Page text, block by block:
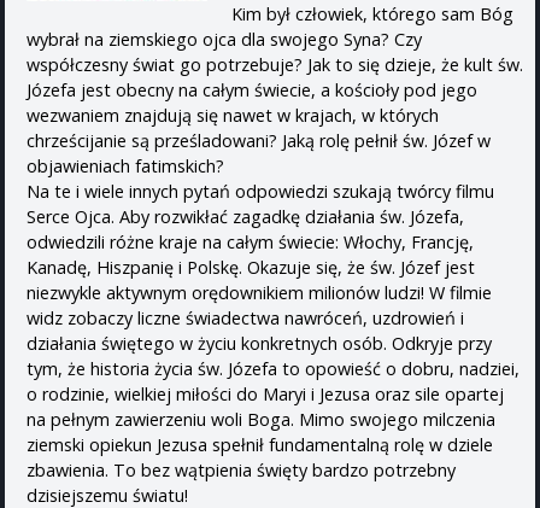
Kim był człowiek, którego sam Bóg
wybrał na ziemskiego ojca dla swojego Syna? Czy
współczesny świat go potrzebuje? Jak to się dzieje, że kult św.
Józefa jest obecny na całym świecie, a kościoły pod jego
wezwaniem znajdują się nawet w krajach, w których
chrześcijanie są prześladowani? Jaką rolę pełnił św. Józef w
objawieniach fatimskich?
Na te i wiele innych pytań odpowiedzi szukają twórcy filmu
Serce Ojca. Aby rozwikłać zagadkę działania św. Józefa,
odwiedzili różne kraje na całym świecie: Włochy, Francję,
Kanadę, Hiszpanię i Polskę. Okazuje się, że św. Józef jest
niezwykle aktywnym orędownikiem milionów ludzi! W filmie
widz zobaczy liczne świadectwa nawróceń, uzdrowień i
działania świętego w życiu konkretnych osób. Odkryje przy
tym, że historia życia św. Józefa to opowieść o dobru, nadziei,
o rodzinie, wielkiej miłości do Maryi i Jezusa oraz sile opartej
na pełnym zawierzeniu woli Boga. Mimo swojego milczenia
ziemski opiekun Jezusa spełnił fundamentalną rolę w dziele
zbawienia. To bez wątpienia święty bardzo potrzebny
dzisiejszemu światu!